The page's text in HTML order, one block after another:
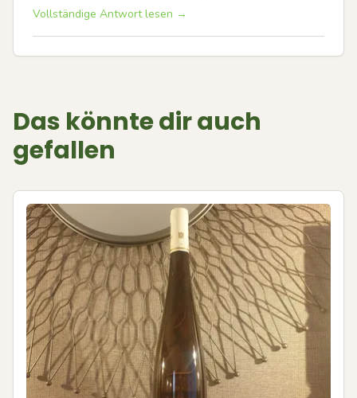
Vollständige Antwort lesen →
Das könnte dir auch
gefallen